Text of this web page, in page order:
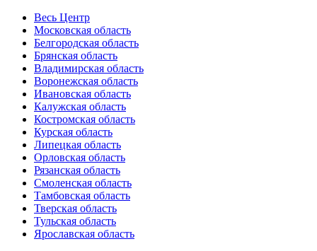
Весь Центр
Московская область
Белгородская область
Брянская область
Владимирская область
Воронежская область
Ивановская область
Калужская область
Костромская область
Курская область
Липецкая область
Орловская область
Рязанская область
Смоленская область
Тамбовская область
Тверская область
Тульская область
Ярославская область